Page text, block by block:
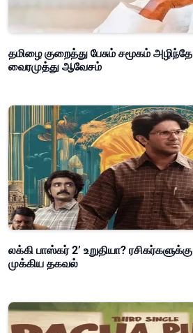
தமிழை குறைத்து பேசும் சமூகம்
வைரமுத்து ஆவேசம்
லக்கி பாஸ்கர் 2’ உறுதியா?
முக்கிய தகவல்